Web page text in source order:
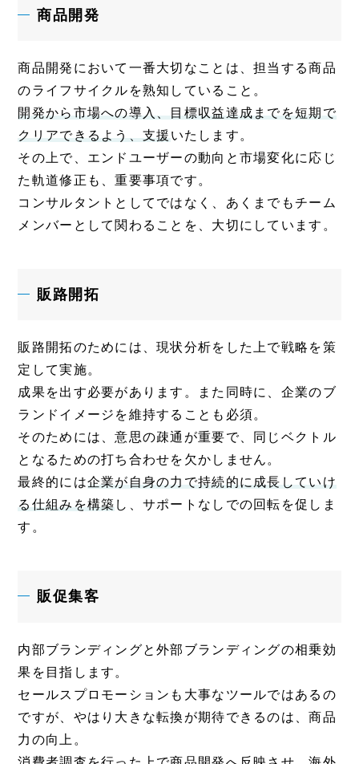
商品開発
商品開発において一番大切なことは、担当する商品
のライフサイクルを熟知していること。
開発から市場への導入、目標収益達成までを短期で
クリアできるよう、支援いたします。
その上で、エンドユーザーの動向と市場変化に応じ
た軌道修正も、重要事項です。
コンサルタントとしてではなく、あくまでもチーム
メンバーとして関わることを、大切にしています。
販路開拓
販路開拓のためには、現状分析をした上で戦略を策
定して実施。
成果を出す必要があります。また同時に、企業のブ
ランドイメージを維持することも必須。
そのためには、意思の疎通が重要で、同じベクトル
となるための打ち合わせを欠かしません。
最終的には企業が自身の力で持続的に成長していけ
る仕組みを構築し、サポートなしでの回転を促しま
す。
販促集客
内部ブランディングと外部ブランディングの相乗効
果を目指します。
セールスプロモーションも大事なツールではあるの
ですが、やはり大きな転換が期待できるのは、商品
力の向上。